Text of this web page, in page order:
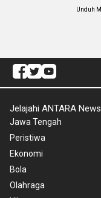
Unduh
Jawa Tengah
Peristiwa
Ekonomi
Bola
Olahraga
Hiburan